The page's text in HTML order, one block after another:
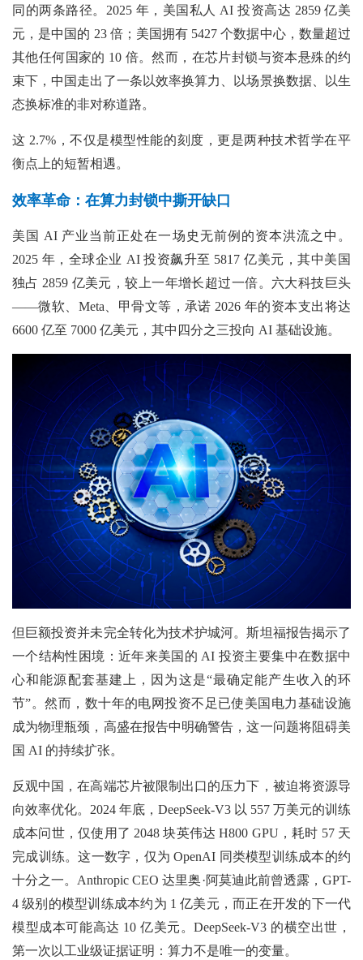
同的两条路径。2025 年，美国私人 AI 投资高达 2859 亿美
元，是中国的 23 倍；美国拥有 5427 个数据中心，数量超过
其他任何国家的 10 倍。然而，在芯片封锁与资本悬殊的约
束下，中国走出了一条以效率换算力、以场景换数据、以生
态换标准的非对称道路。
这 2.7%，不仅是模型性能的刻度，更是两种技术哲学在平
衡点上的短暂相遇。
效率革命：在算力封锁中撕开缺口
美国 AI 产业当前正处在一场史无前例的资本洪流之中。
2025 年，全球企业 AI 投资飙升至 5817 亿美元，其中美国
独占 2859 亿美元，较上一年增长超过一倍。六大科技巨头
——微软、Meta、甲骨文等，承诺 2026 年的资本支出将达
6600 亿至 7000 亿美元，其中四分之三投向 AI 基础设施。
但巨额投资并未完全转化为技术护城河。斯坦福报告揭示了
一个结构性困境：近年来美国的 AI 投资主要集中在数据中
心和能源配套基建上，因为这是“最确定能产生收入的环
节”。然而，数十年的电网投资不足已使美国电力基础设施
成为物理瓶颈，高盛在报告中明确警告，这一问题将阻碍美
国 AI 的持续扩张。
反观中国，在高端芯片被限制出口的压力下，被迫将资源导
向效率优化。2024 年底，DeepSeek-V3 以 557 万美元的训练
成本问世，仅使用了 2048 块英伟达 H800 GPU，耗时 57 天
完成训练。这一数字，仅为 OpenAI 同类模型训练成本的约
十分之一。Anthropic CEO 达里奥·阿莫迪此前曾透露，GPT-
4 级别的模型训练成本约为 1 亿美元，而正在开发的下一代
模型成本可能高达 10 亿美元。DeepSeek-V3 的横空出世，
第一次以工业级证据证明：算力不是唯一的变量。